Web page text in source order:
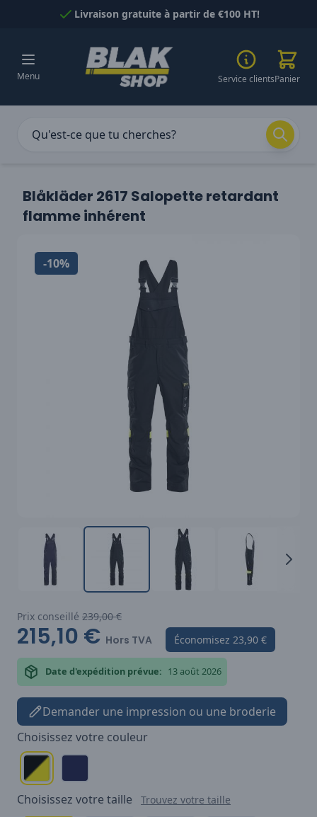
Passer au contenuLivraison gratuite à partir de €100 HT!
Menu Service clientsPanier
Blåkläder 2617 Salopette retardant
flamme inhérent
-10%
Prix conseillé 239,00 €
215,10 € Hors TVA Économisez 23,90 €
Date d'expédition prévue: 13 août 2026
Demander une impression ou une broderie
Choisissez votre couleur
Choisissez votre taille Trouvez votre taille